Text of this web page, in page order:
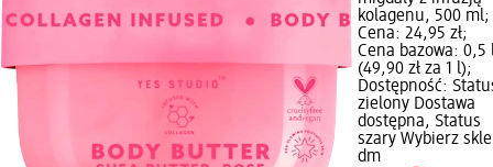
kolagenu, 500 ml;
Cena: 24,95 zł;
Cena bazowa: 0,5
(49,90 zł za 1 l);
Dostępność:
zielony Dostawa
dostępna, Status
szary Wybierz
dm